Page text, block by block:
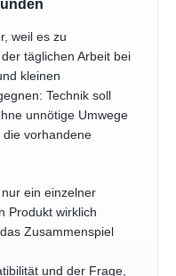
weil es zu
täglichen Arbeit bei
kleinen
Technik soll
unnötige Umwege
die vorhandene
ein einzelner
Produkt wirklich
Zusammenspiel
und der Frage,